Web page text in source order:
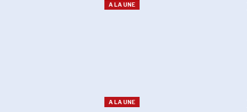
A LA UNE
A LA UNE